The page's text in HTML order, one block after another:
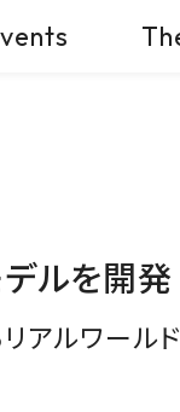
ルを開発
アルワー